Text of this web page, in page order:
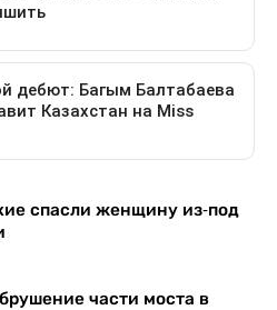
спасли женщину из-под
части моста в